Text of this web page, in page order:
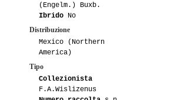
(Engelm.) Buxb.
Ibrido No
Distribuzione
Mexico (Northern
America)
Tipo
Collezionista
F.A.Wislizenus